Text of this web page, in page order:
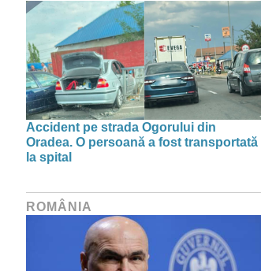
Accident pe strada Ogorului din
Oradea. O persoană a fost transportată
la spital
ROMÂNIA